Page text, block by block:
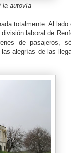
la autovía
totalmente. Al lado
laboral de
de pasajeros,
alegrías de las